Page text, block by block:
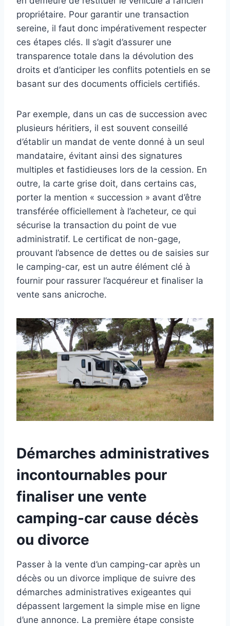
propriétaire. Pour garantir une transaction
sereine, il faut donc impérativement respecter
ces étapes clés. Il s’agit d’assurer une
transparence totale dans la dévolution des
droits et d’anticiper les conflits potentiels en se
basant sur des documents officiels certifiés.
Par exemple, dans un cas de succession avec
plusieurs héritiers, il est souvent conseillé
d’établir un mandat de vente donné à un seul
mandataire, évitant ainsi des signatures
multiples et fastidieuses lors de la cession. En
outre, la carte grise doit, dans certains cas,
porter la mention « succession » avant d’être
transférée officiellement à l’acheteur, ce qui
sécurise la transaction du point de vue
administratif. Le certificat de non-gage,
prouvant l’absence de dettes ou de saisies sur
le camping-car, est un autre élément clé à
fournir pour rassurer l’acquéreur et finaliser la
vente sans anicroche.
Démarches administratives
incontournables pour
finaliser une vente
camping-car cause décès
ou divorce
Passer à la vente d’un camping-car après un
décès ou un divorce implique de suivre des
démarches administratives exigeantes qui
dépassent largement la simple mise en ligne
d’une annonce. La première étape consiste